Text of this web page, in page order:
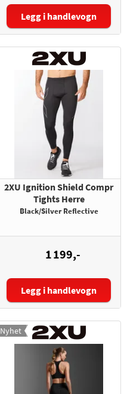
Størrelse:
Legg i handlevogn
2XU Ignition Shield Compr
Tights Herre
Black/Silver Reflective
1 199,-
Størrelse:
Legg i handlevogn
Nyhet